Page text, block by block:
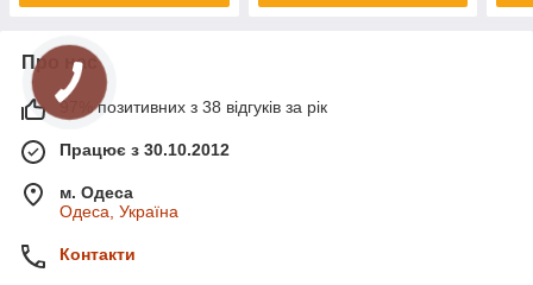
Про нас
97% позитивних з 38 відгуків за рік
Працює з 30.10.2012
м. Одеса
Одеса, Україна
Контакти